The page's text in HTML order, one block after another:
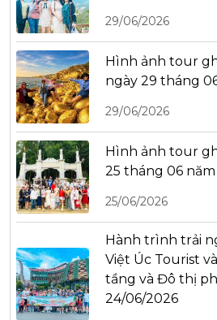
29/06/2026
Hình ảnh tour
ngày 29 tháng
29/06/2026
Hình ảnh tour
25 tháng 06
25/06/2026
Hành trình trải
Việt Úc Tourist
tầng và Đô thị
24/06/2026